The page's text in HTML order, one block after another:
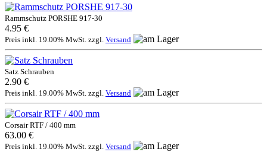
Rammschutz PORSHE 917-30
4.95 €
Preis inkl. 19.00% MwSt. zzgl. Versand
Satz Schrauben
2.90 €
Preis inkl. 19.00% MwSt. zzgl. Versand
Corsair RTF / 400 mm
63.00 €
Preis inkl. 19.00% MwSt. zzgl. Versand